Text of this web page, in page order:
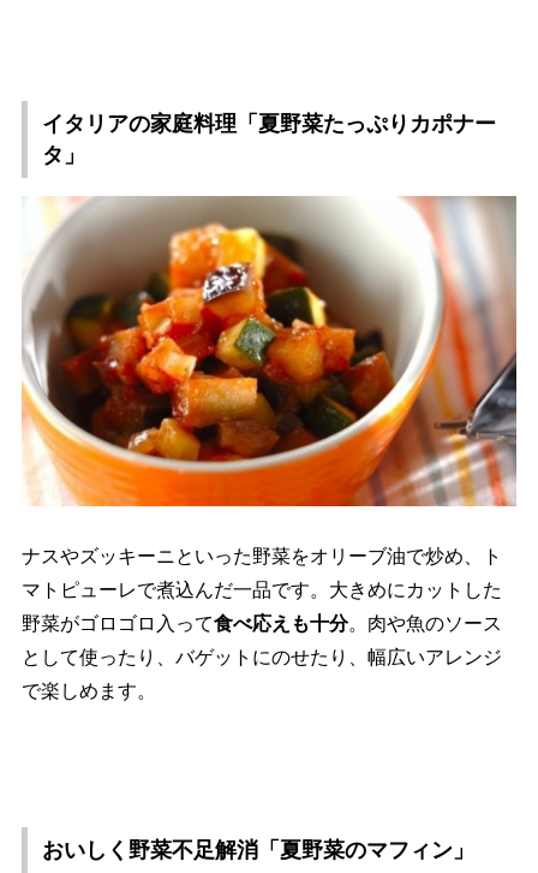
イタリアの家庭料理「夏野菜たっぷりカポナー
タ」
ナスやズッキーニといった野菜をオリーブ油で炒め、ト
マトピューレで煮込んだ一品です。大きめにカットした
野菜がゴロゴロ入って食べ応えも十分。肉や魚のソース
として使ったり、バゲットにのせたり、幅広いアレンジ
で楽しめます。
おいしく野菜不足解消「夏野菜のマフィン」